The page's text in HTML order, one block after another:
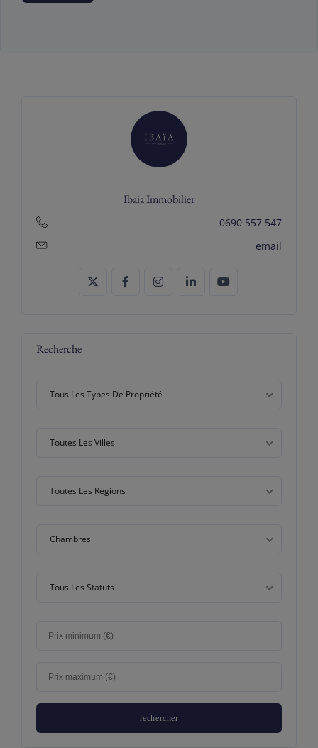
Ibaia Immobilier
0690 557 547
email
Recherche
Tous Les Types De Propriété
Toutes Les Villes
Toutes Les Régions
Chambres
Tous Les Statuts